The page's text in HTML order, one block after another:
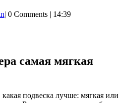
vsc4x4_admin
| 0 Comments | 14:39
самая мягкая
подвеска лучше: мягкая или